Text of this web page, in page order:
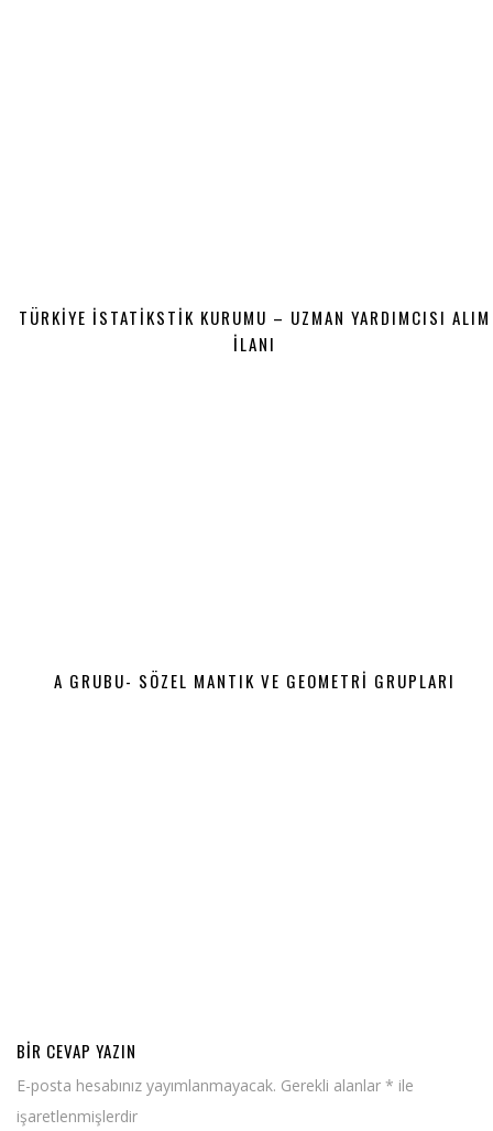
TÜRKİYE İSTATİKSTİK KURUMU – UZMAN YARDIMCISI ALIM
İLANI
A GRUBU- SÖZEL MANTIK VE GEOMETRİ GRUPLARI
BIR CEVAP YAZIN
E-posta hesabınız yayımlanmayacak. Gerekli alanlar * ile
işaretlenmişlerdir